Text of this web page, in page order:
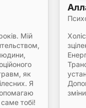
Мій
як
Я
тобі!